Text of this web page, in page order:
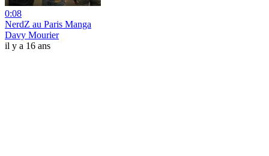
0:08
NerdZ au Paris Manga
Davy Mourier
il y a 16 ans